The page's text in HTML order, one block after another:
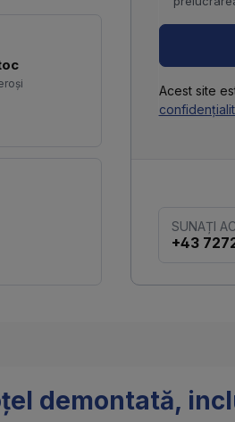
Acest site
SUNAȚI
+43
demontată,